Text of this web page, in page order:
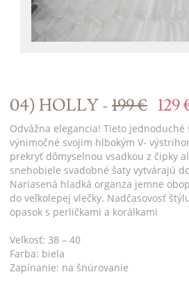
04) HOLLY -199 € 129
Odvážna elegancia! Tieto
výnimočné svojim hlbokým V-
prekryť dômyselnou vsadkou z čipky
snehobiele svadobné šaty vytvárajú
Nariasená hladká organza jemne
do veľkolepej vlečky. Nadčasovosť
opasok s perličkami a korálkami
Veľkosť: 38 – 40
Farba: biela
Zapínanie: na šnúrovanie